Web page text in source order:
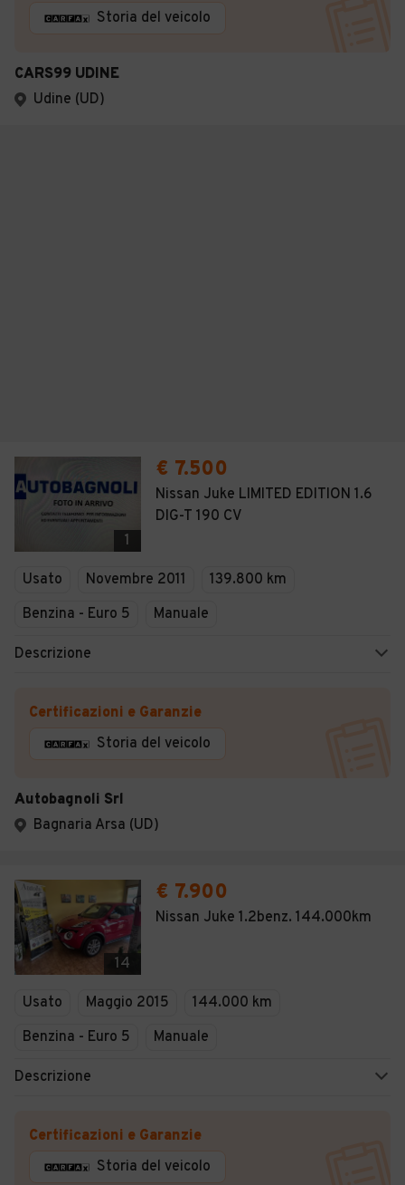
Storia del veicolo
CARS99 UDINE
Udine (UD)
1
€ 7.500
Nissan Juke LIMITED EDITION 1.6
DIG-T 190 CV
Usato Novembre 2011
139.800 km
Benzina - Euro 5
Manuale
Descrizione
Certificazioni e Garanzie
Storia del veicolo
Autobagnoli Srl
Bagnaria Arsa (UD)
14
€ 7.900
Nissan Juke 1.2benz. 144.000km
Usato Maggio 2015
144.000 km
Benzina - Euro 5
Manuale
Descrizione
Certificazioni e Garanzie
Storia del veicolo